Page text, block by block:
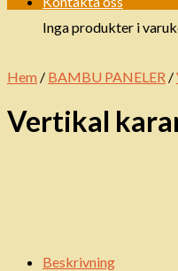
Inga produkter i
Hem / BAMBU PANELER /
Vertikal
Beskrivning